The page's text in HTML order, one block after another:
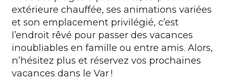
extérieure chauffée, ses animations variées
et son emplacement privilégié, c’est
l’endroit rêvé pour passer des vacances
inoubliables en famille ou entre amis. Alors,
n’hésitez plus et réservez vos prochaines
vacances dans le Var!